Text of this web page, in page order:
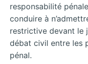
responsabilité
conduire à
restrictive devant le
débat civil entre les
pénal.